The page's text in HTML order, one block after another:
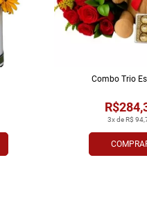
3x de R$
Combo Trio